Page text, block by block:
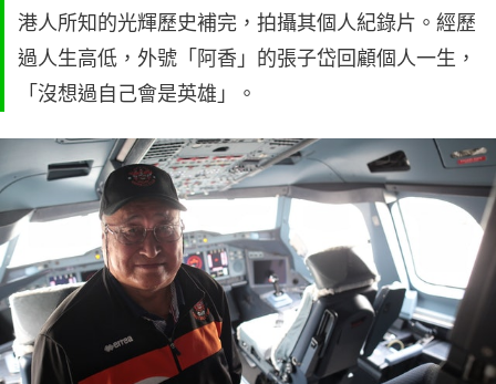
港人所知的光輝歷史補完，拍攝其個人紀錄片。經歷
過人生高低，外號「阿香」的張子岱回顧個人一生，
「沒想過自己會是英雄」。